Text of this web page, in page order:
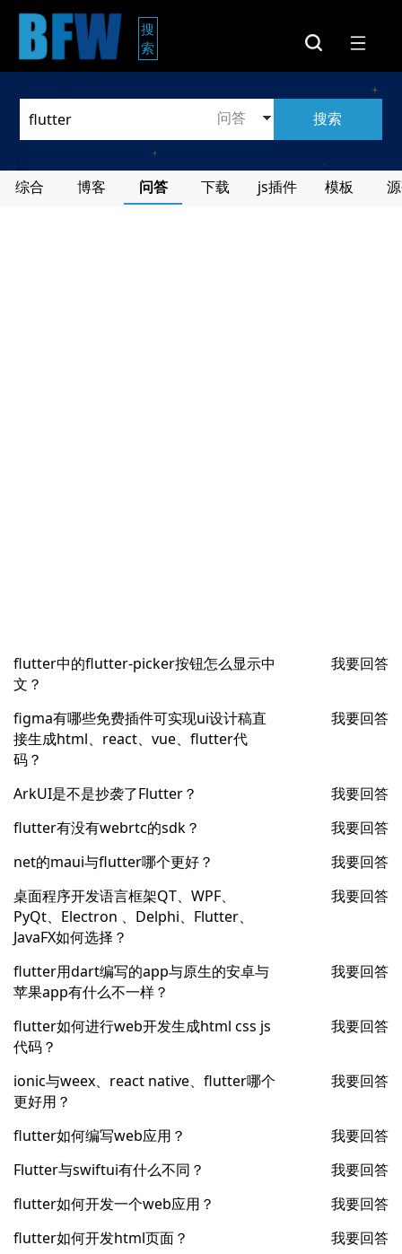
搜
索
搜索
综合 博客 问答 下载 js插件 模板
flutter中的flutter-picker按钮怎么显示中
文？
我要回答
figma有哪些免费插件可实现ui设计稿直
接生成html、react、vue、flutter代
码？
我要回答
ArkUI是不是抄袭了Flutter？
我要回答
flutter有没有webrtc的sdk？
我要回答
net的maui与flutter哪个更好？
我要回答
桌面程序开发语言框架QT、WPF、
PyQt、Electron 、Delphi、Flutter、
JavaFX如何选择？
我要回答
flutter用dart编写的app与原生的安卓与
苹果app有什么不一样？
我要回答
flutter如何进行web开发生成html css js
代码？
我要回答
ionic与weex、react native、flutter哪个
更好用？
我要回答
flutter如何编写web应用？
我要回答
Flutter与swiftui有什么不同？
我要回答
flutter如何开发一个web应用？
我要回答
flutter如何开发html页面？
我要回答